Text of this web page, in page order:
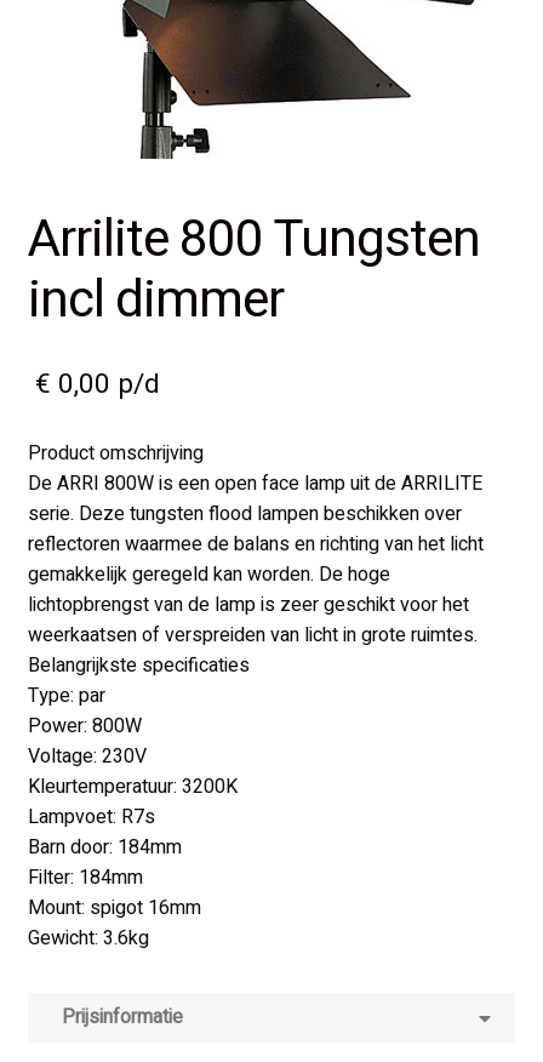
Arrilite 800 Tungsten
incl dimmer
€ 0,00 p/d
Product omschrijving
De ARRI 800W is een open face lamp uit de ARRILITE
serie. Deze tungsten flood lampen beschikken over
reflectoren waarmee de balans en richting van het licht
gemakkelijk geregeld kan worden. De hoge
lichtopbrengst van de lamp is zeer geschikt voor het
weerkaatsen of verspreiden van licht in grote ruimtes.
Belangrijkste specificaties
Type: par
Power: 800W
Voltage: 230V
Kleurtemperatuur: 3200K
Lampvoet: R7s
Barn door: 184mm
Filter: 184mm
Mount: spigot 16mm
Gewicht: 3.6kg
Prijsinformatie